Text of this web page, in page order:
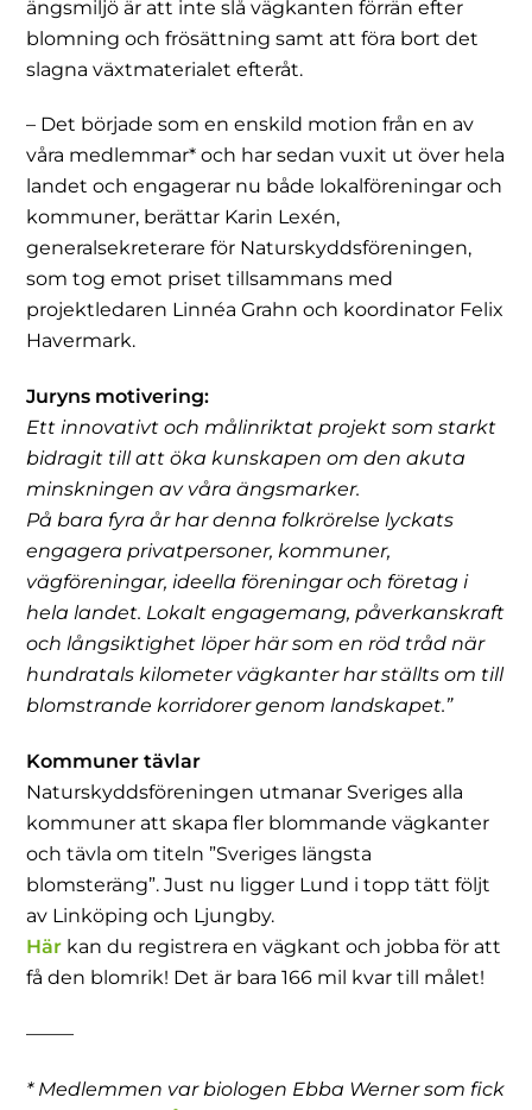
ängsmiljö är att inte slå vägkanten förrän efter
blomning och frösättning samt att föra bort det
slagna växtmaterialet efteråt.
– Det började som en enskild motion från en av
våra medlemmar* och har sedan vuxit ut över hela
landet och engagerar nu både lokalföreningar och
kommuner, berättar Karin Lexén,
generalsekreterare för Naturskyddsföreningen,
som tog emot priset tillsammans med
projektledaren Linnéa Grahn och koordinator Felix
Havermark.
Juryns motivering:
Ett innovativt och målinriktat projekt som starkt
bidragit till att öka kunskapen om den akuta
minskningen av våra ängsmarker.
På bara fyra år har denna folkrörelse lyckats
engagera privatpersoner, kommuner,
vägföreningar, ideella föreningar och företag i
hela landet. Lokalt engagemang, påverkanskraft
och långsiktighet löper här som en röd tråd när
hundratals kilometer vägkanterhar ställts om till
blomstrande korridorer genom landskapet.”
Kommuner tävlar
Naturskyddsföreningen utmanar Sveriges alla
kommuner att skapa fler blommande vägkanter
och tävla om titeln ”Sveriges längsta
blomsteräng”. Just nu ligger Lund i topp tätt följt
av Linköping och Ljungby.
Här kan du registrera en vägkant och jobba för att
få den blomrik! Det är bara 166 mil kvar till målet!
——–
* Medlemmen var biologen Ebba Werner som fick